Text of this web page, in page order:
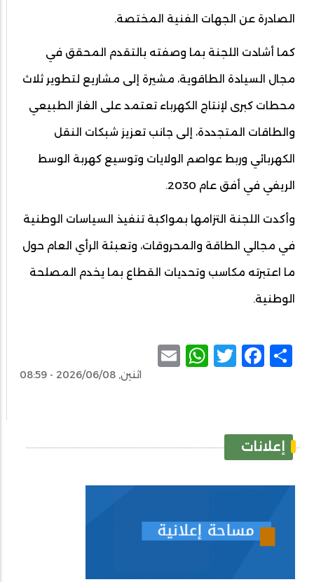
الصادرة عن الجهات الفنية المختصة.
كما أشادت اللجنة بما وصفته بالتقدم المحقق في
مجال السيادة الطاقوية، مشيرة إلى مشاريع لتطوير ثلاث
محطات كبرى لإنتاج الكهرباء تعتمد على الغاز الطبيعي
والطاقات المتجددة، إلى جانب تعزيز شبكات النقل
الكهربائي وربط عواصم الولايات وتوسيع كهربة الوسط
الريفي في أفق عام 2030.
وأكدت اللجنة التزامها بمواكبة تنفيذ السياسات الوطنية
في مجالي الطاقة والمحروقات، وتعبئة الرأي العام حول
ما اعتبرته مكاسب وتحديات القطاع بما يخدم المصلحة
الوطنية.
Share
Facebook
Twitter
WhatsApp
اثنين, 2026/06/08 - 08:59
إعلانات